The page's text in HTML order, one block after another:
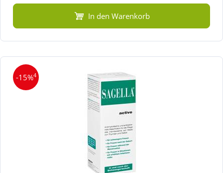
In den Warenkorb
-15%4